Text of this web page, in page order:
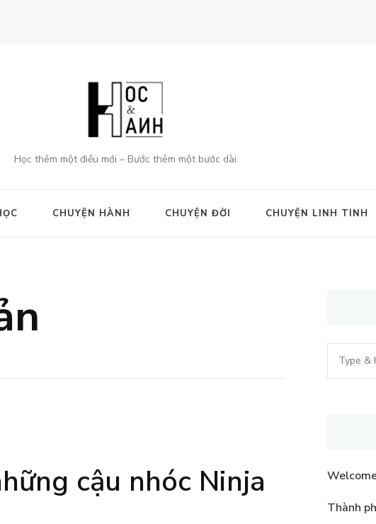
Học thêm một điều mới – Bước thêm một bước dài
CHUYỆN HÀNH CHUYỆN ĐỜI CHUYỆN LINH TINH
cậu nhóc Ninja
Looking
for
Thành